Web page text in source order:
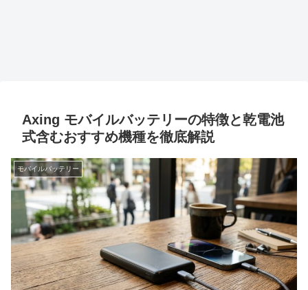
Axing モバイルバッテリーの特徴と乾電池
式含むおすすめ機種を徹底解説
モバイルバッテリー